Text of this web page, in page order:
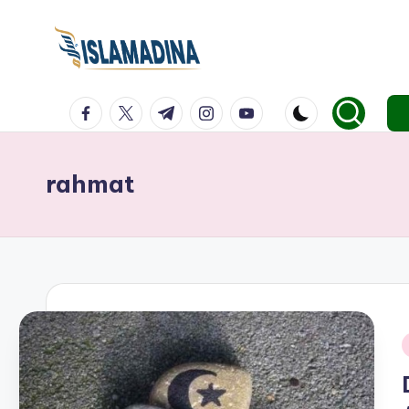
facebook.com
twitter.com
t.me instagram.com
youtube.com
rahmat